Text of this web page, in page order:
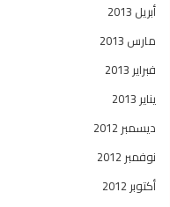
أبريل 2013
مارس 2013
فبراير 2013
يناير 2013
ديسمبر 2012
نوفمبر 2012
أكتوبر 2012